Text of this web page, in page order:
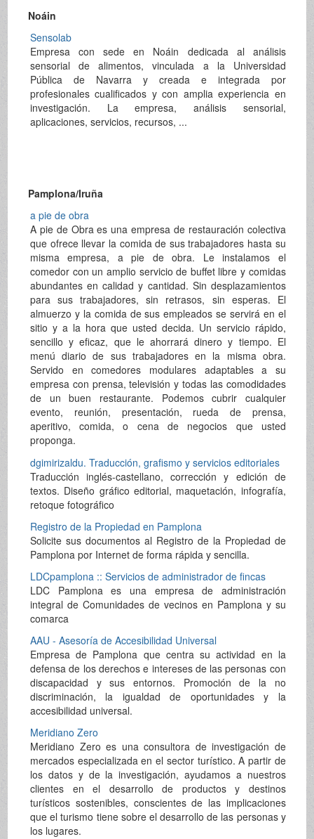
Noáin
Sensolab
Empresa con sede en Noáin dedicada al análisis
sensorial de alimentos, vinculada a la Universidad
Pública de Navarra y creada e integrada por
profesionales cualificados y con amplia experiencia en
investigación. La empresa, análisis sensorial,
aplicaciones, servicios, recursos, ...
Pamplona/Iruña
a pie de obra
A pie de Obra es una empresa de restauración colectiva
que ofrece llevar la comida de sus trabajadores hasta su
misma empresa, a pie de obra. Le instalamos el
comedor con un amplio servicio de buffet libre y comidas
abundantes en calidad y cantidad. Sin desplazamientos
para sus trabajadores, sin retrasos, sin esperas. El
almuerzo y la comida de sus empleados se servirá en el
sitio y a la hora que usted decida. Un servicio rápido,
sencillo y eficaz, que le ahorrará dinero y tiempo. El
menú diario de sus trabajadores en la misma obra.
Servido en comedores modulares adaptables a su
empresa con prensa, televisión y todas las comodidades
de un buen restaurante. Podemos cubrir cualquier
evento, reunión, presentación, rueda de prensa,
aperitivo, comida, o cena de negocios que usted
proponga.
dgimirizaldu. Traducción, grafismo y servicios editoriales
Traducción inglés-castellano, corrección y edición de
textos. Diseño gráfico editorial, maquetación, infografía,
retoque fotográfico
Registro de la Propiedad en Pamplona
Solicite sus documentos al Registro de la Propiedad de
Pamplona por Internet de forma rápida y sencilla.
LDCpamplona :: Servicios de administrador de fincas
LDC Pamplona es una empresa de administración
integral de Comunidades de vecinos en Pamplona y su
comarca
AAU - Asesoría de Accesibilidad Universal
Empresa de Pamplona que centra su actividad en la
defensa de los derechos e intereses de las personas con
discapacidad y sus entornos. Promoción de la no
discriminación, la igualdad de oportunidades y la
accesibilidad universal.
Meridiano Zero
Meridiano Zero es una consultora de investigación de
mercados especializada en el sector turístico. A partir de
los datos y de la investigación, ayudamos a nuestros
clientes en el desarrollo de productos y destinos
turísticos sostenibles, conscientes de las implicaciones
que el turismo tiene sobre el desarrollo de las personas y
los lugares.